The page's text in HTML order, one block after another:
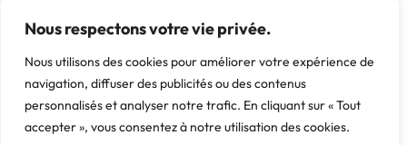
Nous respectons votre vie privée.
Nous utilisons des cookies pour améliorer votre expérience de
navigation, diffuser des publicités ou des contenus
personnalisés et analyser notre trafic. En cliquant sur « Tout
accepter », vous consentez à notre utilisation des cookies.
Réf. INCORE: 4393
Support moteur G
Marque: CITROËN -
PEUGEOT, C25, J5
Poids: 1.069 kg
Réf. INCORE: 4360
Support moteur D
Marque: CITROËN -
PEUGEOT, C25, J5
Poids: 0.498 kg